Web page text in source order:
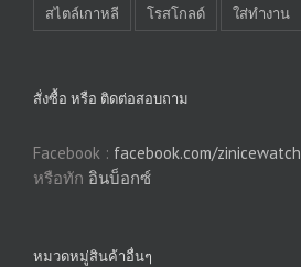
สไตล์เกาหลี
โรสโกลด์ ใส่ทำงาน
สั่งซื้อ หรือ ติดต่อสอบถาม
Facebook : facebook.com/zinicewatch
หรือทัก อินบ็อกซ์
หมวดหมู่สินค้าอื่นๆ